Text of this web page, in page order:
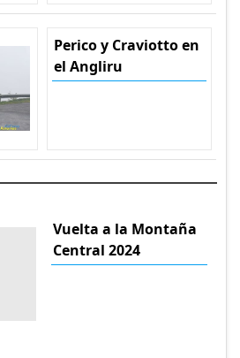
Perico y Craviotto en
el Angliru
Vuelta a la Montaña
Central 2024